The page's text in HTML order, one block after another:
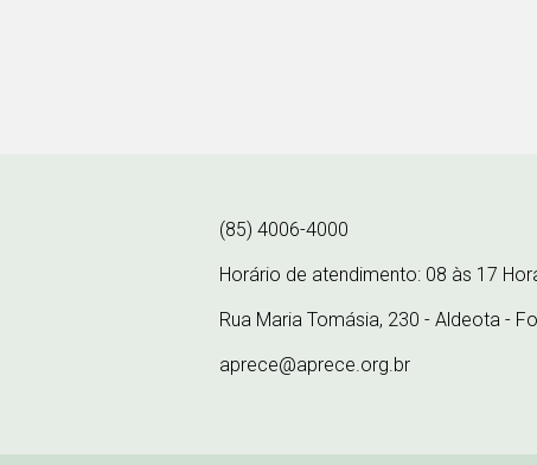
(85) 4006-4000
Horário de atendimento: 08 às 17
Rua Maria Tomásia, 230 - Aldeota -
aprece@aprece.org.br